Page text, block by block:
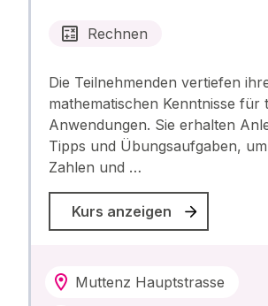
Rechnen
Die Teilnehmenden vertiefen
mathematischen Kenntnisse für
Anwendungen. Sie erhalten
Tipps und Übungsaufgaben,
Zahlen und …
Kurs anzeigen
Muttenz Hauptstrasse